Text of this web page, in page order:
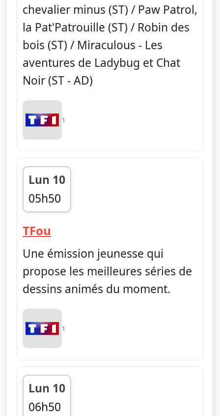
chevalier minus (ST) / Paw Patrol,
la Pat'Patrouille (ST) / Robin des
bois (ST) / Miraculous - Les
aventures de Ladybug et Chat
Noir (ST - AD)
1
Lun 10
05h50
fin 06h55
TFou
Une émission jeunesse qui
propose les meilleures séries de
dessins animés du moment.
1
Lun 10
06h50